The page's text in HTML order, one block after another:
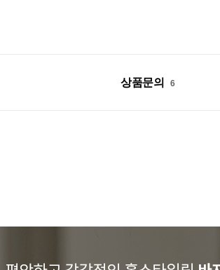
상품문의 6